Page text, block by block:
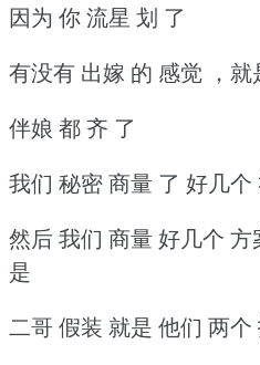
因为 你 流星 划 了
有没有 出嫁 的 感觉 ，
伴娘 都 齐 了
我们 秘密 商量 了 好几个
然后 我们 商量 好几个
是
二哥 假装 就是 他们 两个